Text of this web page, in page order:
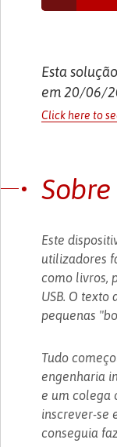
Esta
em 20/06/
Click here to
Este
utilizadores
como livros,
USB. O
pequenas
Tudo
engenharia
e um colega
inscrever-se
conseguia